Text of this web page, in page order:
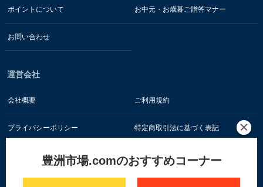
ポイントについて お中元・お歳暮ご贈答マナー
お問い合わせ
運営会社
会社概要 ご利用規約
プライバシーポリシー 特定商取引法に基づく表記
豊洲市場.comのおすすめコーナー